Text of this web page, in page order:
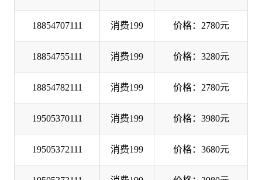
18854707111 消费199 价格：2780元
18854755111 消费199 价格：3280元
18854782111 消费199 价格：2780元
19505370111 消费199 价格：3980元
19505372111 消费199 价格：3680元